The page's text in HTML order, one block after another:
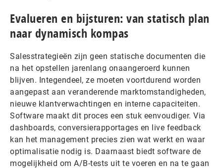
Evalueren en bijsturen: van statisch plan
naar dynamisch kompas
Salesstrategieën zijn geen statische documenten die
na het opstellen jarenlang onaangeroerd kunnen
blijven. Integendeel, ze moeten voortdurend worden
aangepast aan veranderende marktomstandigheden,
nieuwe klantverwachtingen en interne capaciteiten.
Software maakt dit proces een stuk eenvoudiger. Via
dashboards, conversierapportages en live feedback
kan het management precies zien wat werkt en waar
optimalisatie nodig is. Daarnaast biedt software de
mogelijkheid om A/B-tests uit te voeren en na te gaan